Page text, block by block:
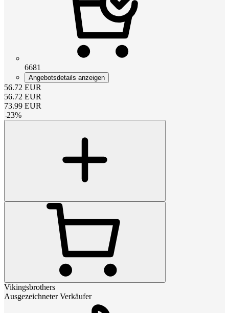
6681
Angebotsdetails anzeigen
56.72 EUR
56.72 EUR
73.99 EUR
-23%
Vikingsbrothers
Ausgezeichneter Verkäufer